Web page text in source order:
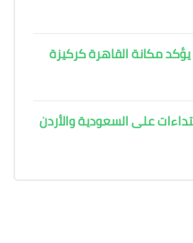
مكانة القاهرة كركيزة
على السعودية والأردن